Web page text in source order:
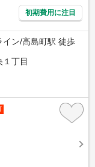
初期費用に注目
ン/高島町駅 徒歩
丁目